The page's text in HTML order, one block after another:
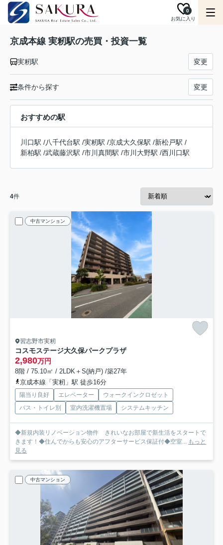
お気に入り
0
京成本線 実籾駅の売買・投資一覧
実籾駅 変更
条件から探す 変更
おすすめの駅
川口駅 /八千代台駅 /実籾駅 /京成大久保駅 /新松戸駅 /
新柏駅 /武蔵藤沢駅 /市川真間駅 /市川大野駅 /西川口駅
4件
中古マンション
習志野市実籾
コスモステージ大久保パークプラザ
2,980万円
8階 / 75.10㎡ / 2LDK＋S(納戸) /築27年
京成本線「実籾」駅 徒歩16分
陽当り良好 エレベーター
ウォークインクロゼット
バス・トイレ別
室内洗濯機置場 システムキッチン
◆新規内装リノベーション物件 きれいなお部屋で新生活をスタートで
きます！◆住んでからも安心のアフターサービス保証付◆空室... もっと
見る
中古マンション